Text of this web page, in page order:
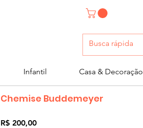
Infantil Casa & Decoração
Chemise Buddemeyer
R$ 200,00Preço